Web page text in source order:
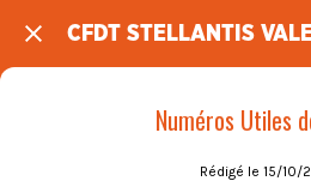
CFDT STELLANTIS
Numéros Utiles
Rédigé le 15/10/